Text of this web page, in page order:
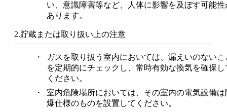
い、意識障害等など、人体に影響を及ぼす可能性
あります。
2.貯蔵または取り扱い上の注意
・
ガスを取り扱う室内においては、漏えいのないこ
を定期的にチェックし、常時有効な換気を確保し
ください。
・
室内危険場所においては、その室内の電気設備は
爆仕様のものを設置してください。